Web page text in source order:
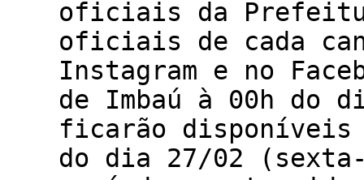
oficiais da
oficiais de cada
Instagram e no
de Imbaú à 00h do
ficarão disponíveis
do dia 27/02